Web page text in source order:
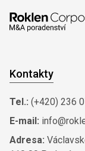
Kontakty
Tel.: (+420) 236
E-mail:
Adresa: